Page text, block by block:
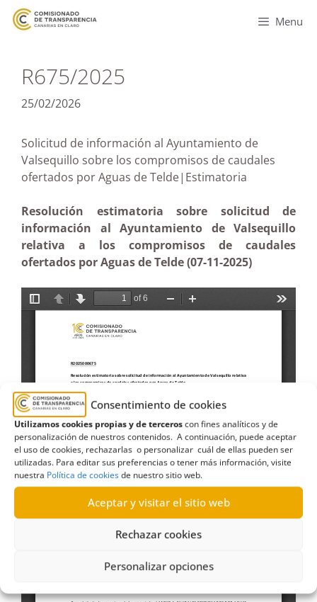
Consentimiento de cookies
Utilizamos cookies propias y de terceroscon fines analíticos y de
personalización de nuestros contenidos. A continuación, puede aceptar
el uso de cookies, rechazarlas o personalizar cuál de ellas pueden ser
utilizadas. Para editar sus preferencias o tener más información, visite
nuestra Política de cookiesde nuestro sitio web.
Aceptar y visitar el sitio web
Rechazar cookies
Personalizar opciones
Menu
R675/2025
25/02/2026
Solicitud de información al Ayuntamiento de
Valsequillo sobre los compromisos de caudales
ofertados por Aguas de Telde|Estimatoria
Resolución estimatoria sobre solicitud de
información al Ayuntamiento de Valsequillo
relativa a los compromisos de caudales
ofertados por Aguas de Telde (07-11-2025)